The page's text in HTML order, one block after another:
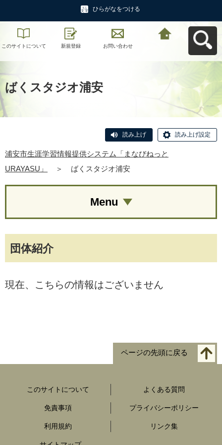
ひらがなをつける
このサイトについて 新規登録 お問い合わせ
ばくスタジオ浦安
読み上げ 読み上げ設定
浦安市生涯学習情報提供システム「まなびねっと
URAYASU」
＞ ばくスタジオ浦安
団体紹介
現在、こちらの情報はございません
Menu
ページの先頭に戻る
このサイトについて よくある質問
免責事項 プライバシーポリシー
利用規約 リンク集